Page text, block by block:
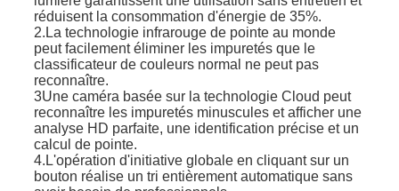
réduisent la consommation d'énergie de 35%.
2.La technologie infrarouge de pointe au monde
peut facilement éliminer les impuretés que le
classificateur de couleurs normal ne peut pas
reconnaître.
3Une caméra basée sur la technologie Cloud peut
reconnaître les impuretés minuscules et afficher une
analyse HD parfaite, une identification précise et un
calcul de pointe.
4.L'opération d'initiative globale en cliquant sur un
bouton réalise un tri entièrement automatique sans